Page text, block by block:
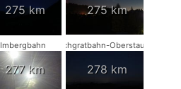
275 km 275 km
Imbergbahn
277 km
Hochgratbahn-Oberstaufen
278 km